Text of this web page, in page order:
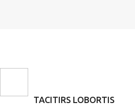
TACITIRS LOBORTIS